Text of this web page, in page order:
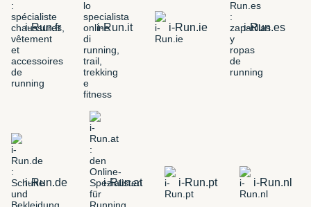
i-Run.fr i-Run.it i-Run.ie i-Run.es
i-Run.de i-Run.at i-Run.pt i-Run.nl